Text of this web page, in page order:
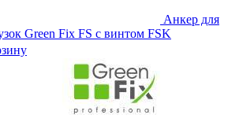
Анкер для
Green Fix FS с винтом FSK